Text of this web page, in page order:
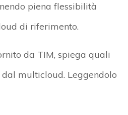
piena flessibilità
di riferimento.
da TIM, spiega quali
multicloud. Leggendolo